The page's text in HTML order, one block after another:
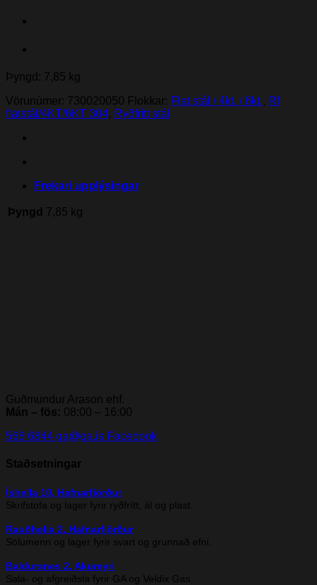
Þyngd: 7,85 kg
Vörunúmer: 730020050 Flokkar: Flat stál / 4kt. / 6kt., Rf
flatstál/4KT/6KT 304, Ryðfrítt stál
Frekari upplýsingar
Þyngd 7,85 kg
Guðmundur Arason ehf.
Mán – fös: 08:00 – 16:00
568 6844 ga@ga.is Facebook
Staðsetningar
Íshella 10, Hafnarfjörður
Skrifstofa og lager fyrir ryðfrítt, ál og plast.
Rauðhella 2, Hafnarfjörður
Sölumenn og lager fyrir svart og grunnað efni.
Baldursnes 2, Akureyri
Sala- og afgreiðsla fyrir GA og Veldix Gas